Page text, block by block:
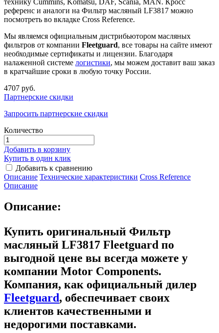
технику Cummins, Komatsu, DAF, Scania, MAN. Кросс
референс и аналоги на Фильтр масляный LF3817 можно
посмотреть во вкладке Cross Reference.
Мы являемся официальным дистрибьютором масляных
фильтров от компании Fleetguard, все товары на сайте имеют
необходимые сертификаты и лицензии. Благодаря
налаженной системе логистики, мы можем доставит ваш заказ
в кратчайшие сроки в любую точку России.
4707 руб.
Партнерские скидки
Запросить партнерские скидки
Количество
Добавить в корзину
Купить в один клик
Добавить к сравнению
Описание Технические характеристики Сross Reference
Описание
Описание:
Купить оригинальный Фильтр
масляный LF3817 Fleetguard по
выгодной цене вы всегда можете у
компании Motor Components.
Компания, как официальный дилер
Fleetguard, обеспечивает своих
клиентов качественными и
недорогими поставками.